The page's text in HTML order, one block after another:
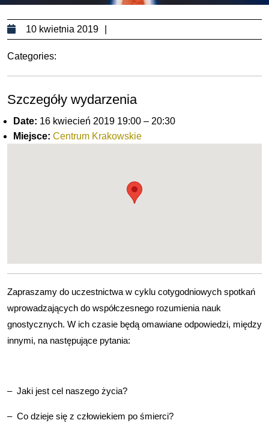
10 kwietnia 2019
kwietnia
Categories:
Szczegóły wydarzenia
Date: 16 kwiecień 2019 19:00 – 20:30
Miejsce: Centrum Krakowskie
Zapraszamy do uczestnictwa w cyklu cotygodniowych spotkań
wprowadzających do współczesnego rozumienia nauk
gnostycznych. W ich czasie będą omawiane odpowiedzi, między
innymi, na następujące pytania:
– Jaki jest cel naszego życia?
– Co dzieje się z człowiekiem po śmierci?